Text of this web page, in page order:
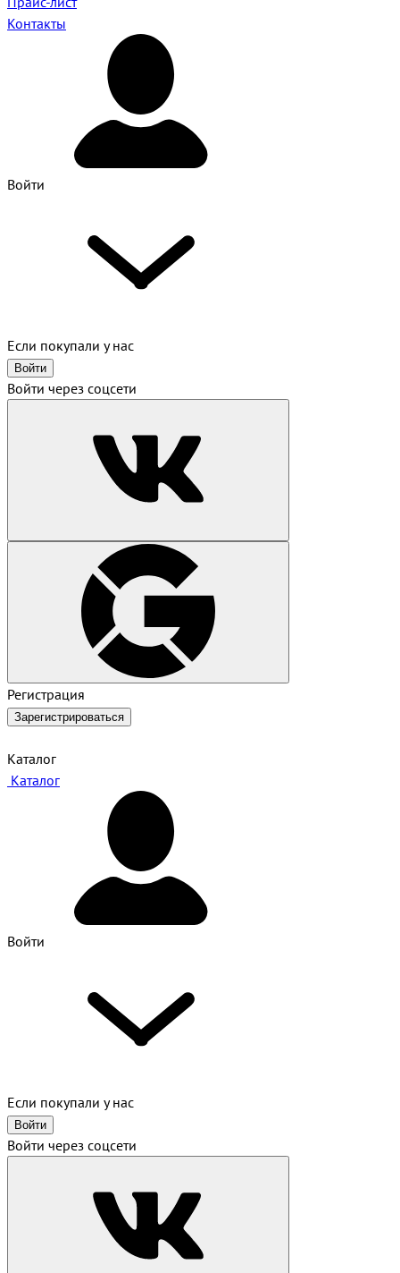
Контакты
Войти
Если покупали у нас
Войти
Войти через соцсети
Регистрация
Зарегистрироваться
Каталог
Каталог
Войти
Если покупали у нас
Войти
Войти через соцсети